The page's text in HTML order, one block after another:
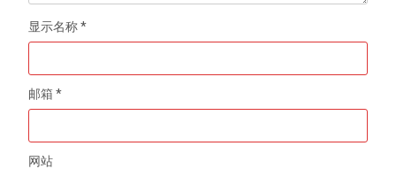
显示名称*
邮箱*
网站